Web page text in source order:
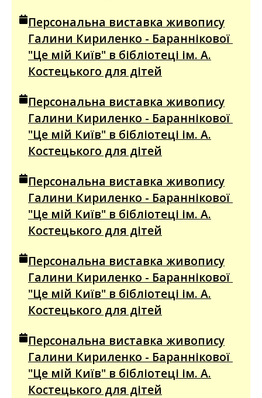
Персональна виставка живопису
Галини Кириленко - Бараннікової
"Це мій Київ" в бібліотеці ім. А.
Костецького для дітей
Персональна виставка живопису
Галини Кириленко - Бараннікової
"Це мій Київ" в бібліотеці ім. А.
Костецького для дітей
Персональна виставка живопису
Галини Кириленко - Бараннікової
"Це мій Київ" в бібліотеці ім. А.
Костецького для дітей
Персональна виставка живопису
Галини Кириленко - Бараннікової
"Це мій Київ" в бібліотеці ім. А.
Костецького для дітей
Персональна виставка живопису
Галини Кириленко - Бараннікової
"Це мій Київ" в бібліотеці ім. А.
Костецького для дітей